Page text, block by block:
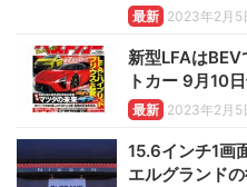
最新 2023年2月5
新型LFAは
トカー 9月10
最新 2023年2月5
15.6インチ1画
エルグランド